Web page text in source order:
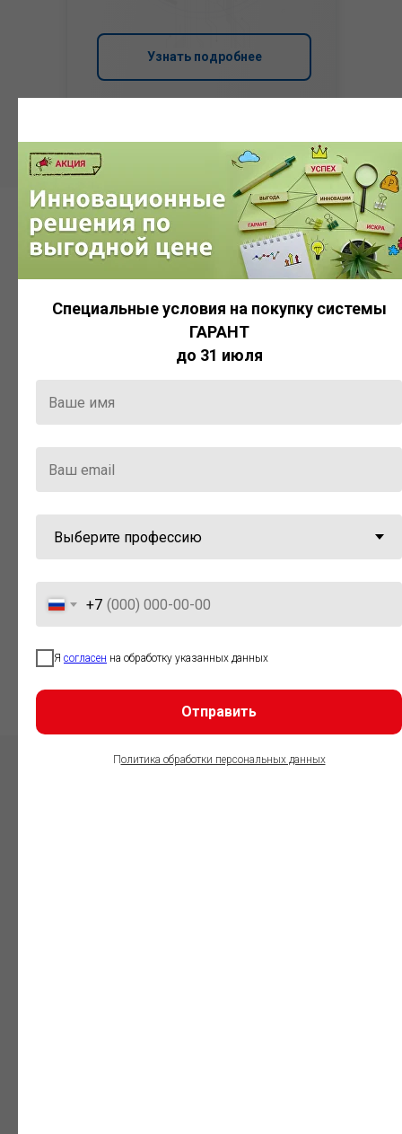
Узнать подробнее
Компания «Гарант» стала
победителем премии «Время
Система
ГАРАНТ
Актуальная правовая информация
и инструменты для максимально
эффективной работы с ней.
Специальные условия на покупку системы
ГАРАНТ
до 31 июля
+7
Я согласен на обработку указанных данных
Отправить
Политика обработки персональных данных